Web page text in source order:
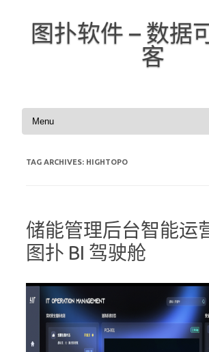
图扑软件 – 数据
客
Skip to
TAG ARCHIVES: HIGHTOPO
储能管理后台智能运
图扑 BI 驾驶舱